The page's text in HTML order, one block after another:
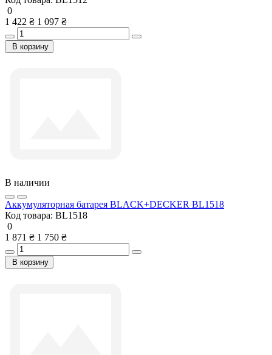
0
1 422 ₴ 1 097 ₴
В корзину
В наличии
Аккумуляторная батарея BLACK+DECKER BL1518
Код товара: BL1518
0
1 871 ₴ 1 750 ₴
В корзину